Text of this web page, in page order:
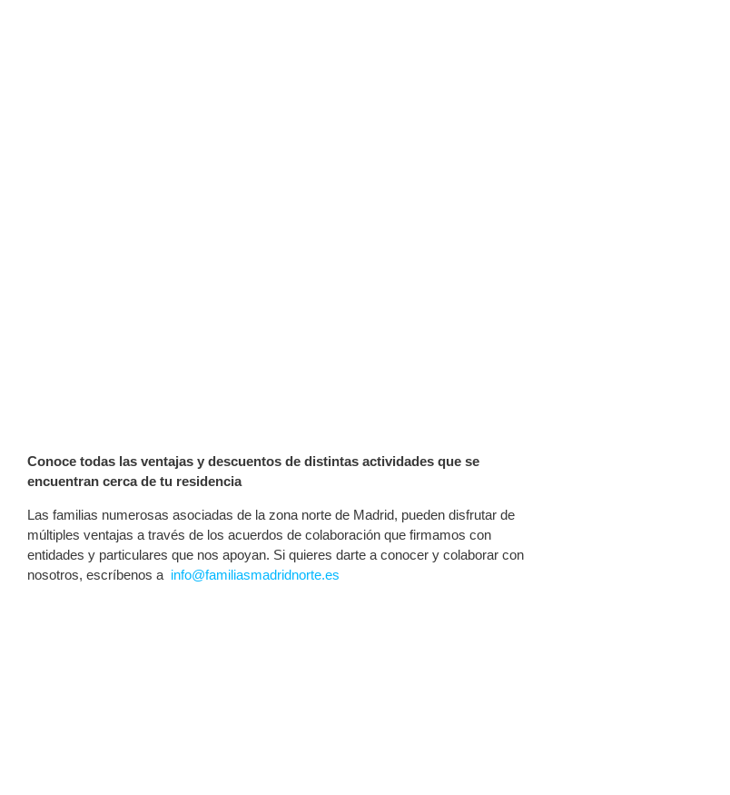
Conoce todas las ventajas y descuentos de distintas actividades que se
encuentran cerca de tu residencia
Las familias numerosas asociadas de la zona norte de Madrid, pueden disfrutar de
múltiples ventajas a través de los acuerdos de colaboración que firmamos con
entidades y particulares que nos apoyan. Si quieres darte a conocer y colaborar con
nosotros, escríbenos a info@familiasmadridnorte.es